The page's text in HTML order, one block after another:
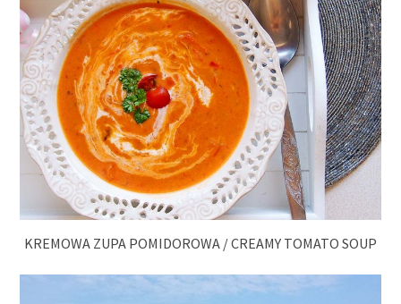
KREMOWA ZUPA POMIDOROWA / CREAMY TOMATO SOUP